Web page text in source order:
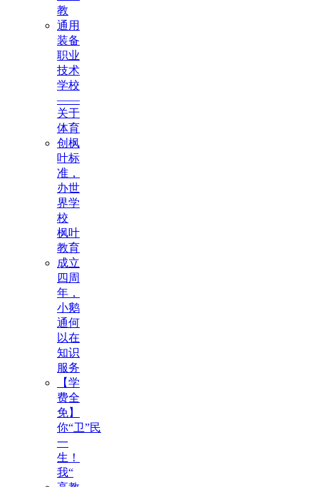
教
通用
装备
职业
技术
学校
——
关于
体育
创枫
叶标
准，
办世
界学
校
枫叶
教育
成立
四周
年，
小鹅
通何
以在
知识
服务
【学
费全
免】
你“卫”民
一
生！
我“